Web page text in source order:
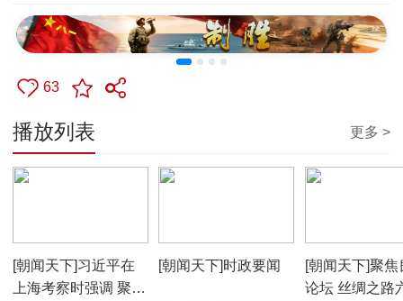
63
播放列表 更多 >
[朝闻天下]习近平在
上海考察时强调 聚焦
[朝闻天下]时政要闻
[朝闻天下]聚焦
论坛 丝绸之路